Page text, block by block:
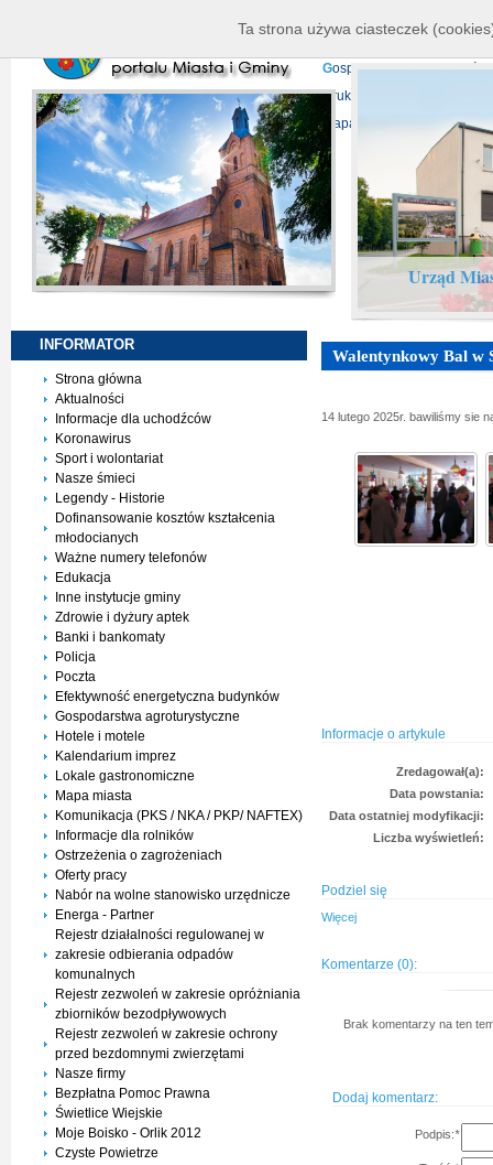
P
rojekty europejskie
Gospodarka
D ruki do pobrania
Mapa serwisu
Urząd
INFORMATOR
Strona główna
Aktualności
Informacje dla uchodźców
Koronawirus
Sport i wolontariat
Nasze śmieci
Legendy - Historie
Dofinansowanie kosztów kształcenia
młodocianych
Ważne numery telefonów
Edukacja
Inne instytucje gminy
Zdrowie i dyżury aptek
Banki i bankomaty
Policja
Poczta
Efektywność energetyczna budynków
Gospodarstwa agroturystyczne
Hotele i motele
Kalendarium imprez
Lokale gastronomiczne
Mapa miasta
Komunikacja (PKS / NKA / PKP/ NAFTEX)
Informacje dla rolników
Ostrzeżenia o zagrożeniach
Oferty pracy
Nabór na wolne stanowisko urzędnicze
Energa - Partner
Rejestr działalności regulowanej w
zakresie odbierania odpadów
komunalnych
Rejestr zezwoleń w zakresie opróżniania
zbiorników bezodpływowych
Rejestr zezwoleń w zakresie ochrony
przed bezdomnymi zwierzętami
Nasze firmy
Bezpłatna Pomoc Prawna
Świetlice Wiejskie
Moje Boisko - Orlik 2012
Czyste Powietrze
Walentynkowy Bal w
14 lutego 2025r. bawiliśmy sie
Informacje o artykule
Zredagował(a):
Data powstania:
Data ostatniej modyfikacji:
Liczba wyświetleń:
Podziel się
Więcej
Komentarze (0):
Brak komentarzy na ten
Dodaj komentarz:
Podpis:*
Ta strona używa ciasteczek